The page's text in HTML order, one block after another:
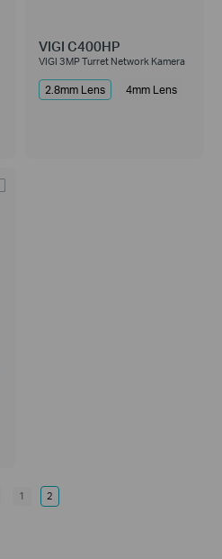
VIGI C400HP
VIGI 3MP Turret Network Kamera
2.8mm Lens 4mm Lens
1 2